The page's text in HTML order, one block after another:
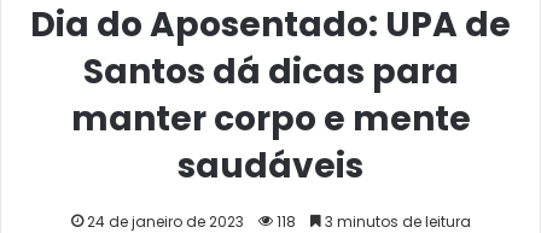
Dia do Aposentado: UPA de
Santos dá dicas para
manter corpo e mente
saudáveis
24 de janeiro de 2023 118 3 minutos de leitura